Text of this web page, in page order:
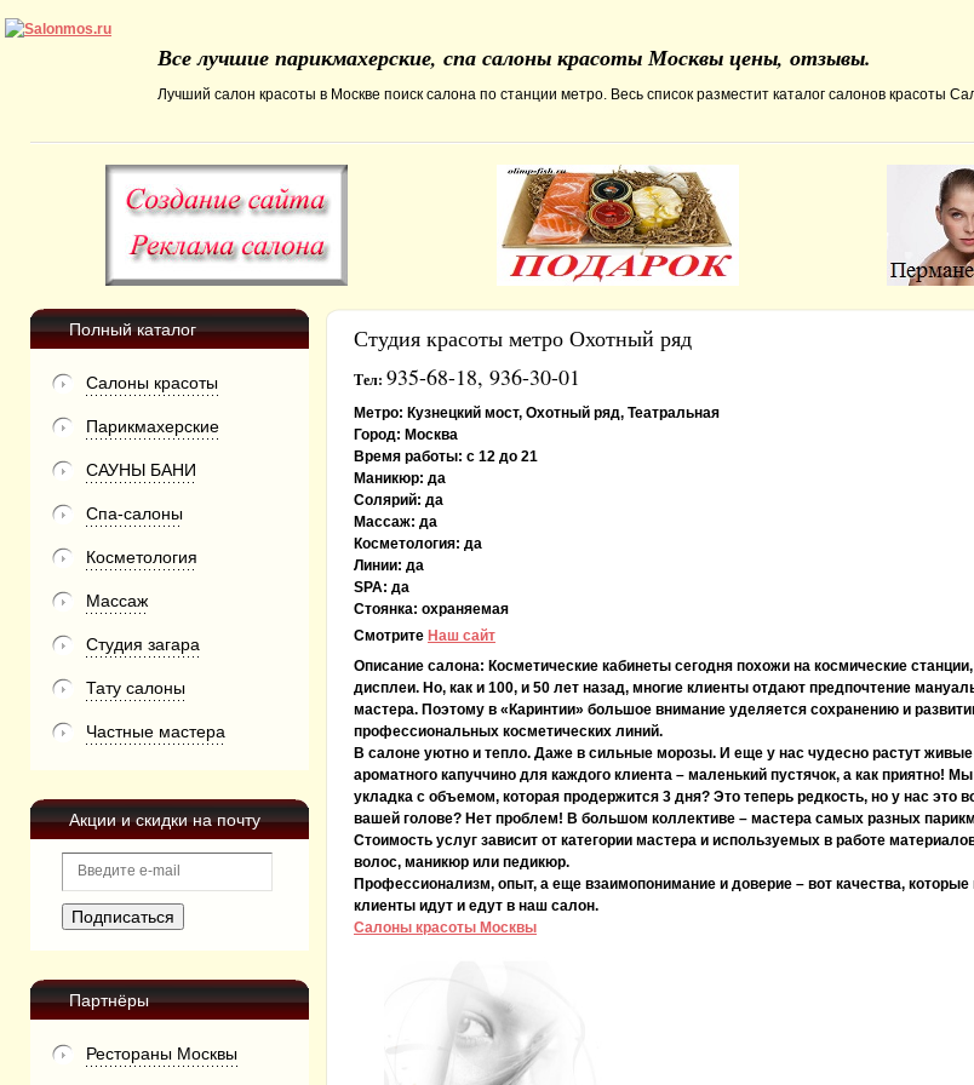
Все лучшие парикмахерские, спа салоны красоты Москвы цены, отзывы.
Лучший салон красоты в Москве поиск салона по станции метро. Весь список разместит каталог салонов красоты
Полный каталог
Салоны красоты
Парикмахерские
САУНЫ БАНИ
Спа-салоны
Косметология
Массаж
Студия загара
Тату салоны
Частные мастера
Акции и скидки на почту
Партнёры
Рестораны Москвы
Студия красоты метро Охотный ряд
Тел: 935-68-18, 936-30-01
Метро: Кузнецкий мост, Охотный ряд, Театральная
Город: Москва
Время работы: с 12 до 21
Маникюр: да
Солярий: да
Массаж: да
Косметология: да
Линии: да
SPA: да
Стоянка: охраняемая
Смотрите Наш сайт
Описание салона: Косметические кабинеты сегодня похожи на космические
дисплеи. Но, как и 100, и 50 лет назад, многие клиенты отдают предпочтение
мастера. Поэтому в «Каринтии» большое внимание уделяется сохранению и
профессиональных косметических линий.
В салоне уютно и тепло. Даже в сильные морозы. И еще у нас чудесно растут
ароматного капуччино для каждого клиента – маленький пустячок, а как приятно!
укладка с объемом, которая продержится 3 дня? Это теперь редкость, но у нас
вашей голове? Нет проблем! В большом коллективе – мастера самых разных
Стоимость услуг зависит от категории мастера и используемых в работе
волос, маникюр или педикюр.
Профессионализм, опыт, а еще взаимопонимание и доверие – вот качества,
клиенты идут и едут в наш салон.
Салоны красоты Москвы